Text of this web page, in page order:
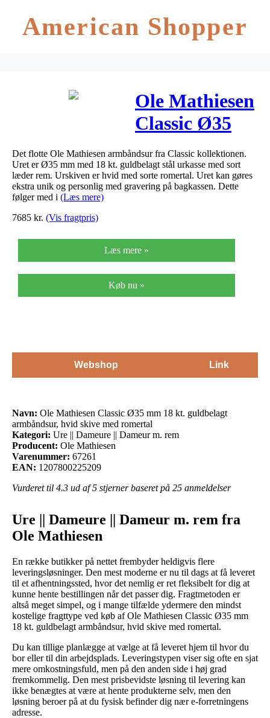
American Shopper
Ole Mathiesen
Classic Ø35
mm 18 kt.
guldbelagt
armbåndsur,
med romertal
Det flotte Ole Mathiesen armbåndsur fra Classic kollektionen.
Uret er Ø35 mm med 18 kt. guldbelagt stål urkasse med sort
læder rem. Urskiven er hvid med sorte romertal. Uret kan gøres
ekstra unik og personlig med gravering på bagkassen. Dette
følger med i (Læs mere)
7685 kr. (Vis fragtpris)
Læs mere »
Køb nu »
Webshop Link
Navn: Ole Mathiesen Classic Ø35 mm 18 kt. guldbelagt
armbåndsur, hvid skive med romertal
Kategori: Ure || Dameure || Dameur m. rem
Producent: Ole Mathiesen
Varenummer: 67261
EAN: 1207800225209
Vurderet til 4.3 ud af 5 stjerner baseret på 25 anmeldelser
Ure || Dameure || Dameur m. rem fra
Ole Mathiesen
En række butikker på nettet frembyder heldigvis flere
leveringsløsninger. Den mest moderne er nu til dags at få leveret
til et afhentningssted, hvor det nemlig er ret fleksibelt for dig at
kunne hente bestillingen når det passer dig. Fragtmetoden er
altså meget simpel, og i mange tilfælde ydermere den mindst
kostelige fragttype ved køb af Ole Mathiesen Classic Ø35 mm
18 kt. guldbelagt armbåndsur, hvid skive med romertal.
Du kan tillige planlægge at vælge at få leveret hjem til hvor du
bor eller til din arbejdsplads. Leveringstypen viser sig ofte en sjat
mere omkostningsfuld, men på den anden side i høj grad
fremkommelig. Den mest prisbevidste løsning til levering kan
ikke benægtes at være at hente produkterne selv, men den
løsning beroer på at du fysisk befinder dig nær e-forretningens
adresse.